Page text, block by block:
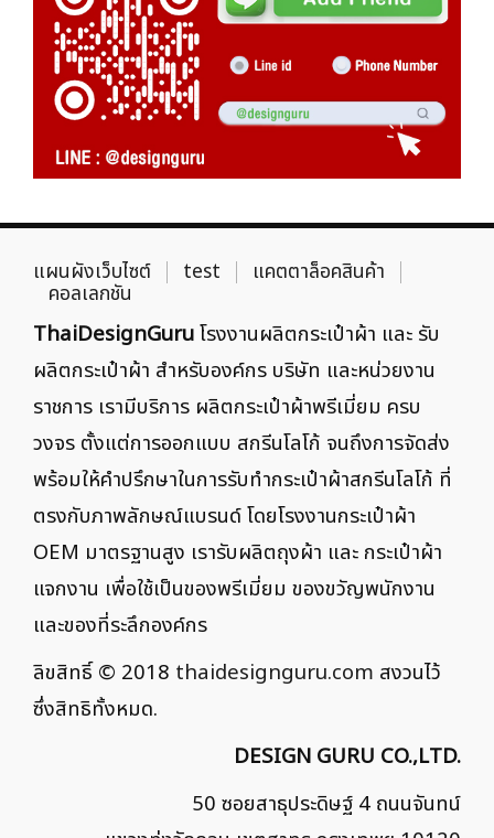
แผนผังเว็บไซต์ test แคตตาล็อคสินค้า
คอลเลกชัน
ThaiDesignGuruโรงงานผลิตกระเป๋าผ้า และ รับ
ผลิตกระเป๋าผ้า สำหรับองค์กร บริษัท และหน่วยงาน
ราชการ เรามีบริการ ผลิตกระเป๋าผ้าพรีเมี่ยม ครบ
วงจร ตั้งแต่การออกแบบ สกรีนโลโก้ จนถึงการจัดส่ง
พร้อมให้คำปรึกษาในการรับทำกระเป๋าผ้าสกรีนโลโก้ ที่
ตรงกับภาพลักษณ์แบรนด์ โดยโรงงานกระเป๋าผ้า
OEM มาตรฐานสูง เรารับผลิตถุงผ้า และ กระเป๋าผ้า
แจกงาน เพื่อใช้เป็นของพรีเมี่ยม ของขวัญพนักงาน
และของที่ระลึกองค์กร
ลิขสิทธิ์ © 2018 thaidesignguru.com สงวนไว้
ซึ่งสิทธิทั้งหมด.
DESIGN GURU CO.,LTD.
50 ซอยสาธุประดิษฐ์ 4 ถนนจันทน์